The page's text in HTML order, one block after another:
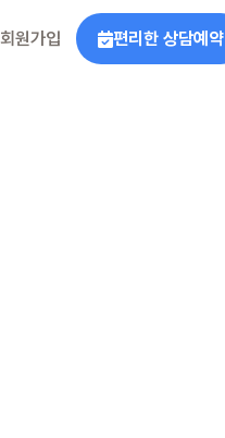
원가입 편리한 상담예약